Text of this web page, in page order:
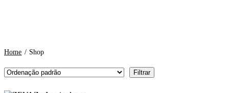
Home / Shop
Filtrar